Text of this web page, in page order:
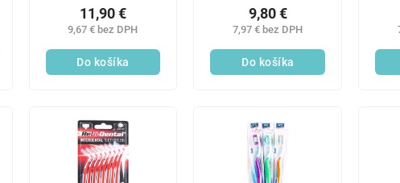
9,67 € bez DPH
11,90 €
Do košíka
7,97 € bez DPH
9,80 €
Do košíka